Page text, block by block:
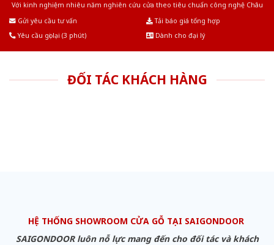
Với kinh nghiệm nhiêu năm nghiên cứu cửa theo tiêu chuẩn công nghệ Châu
Gửi yêu cầu tư vấn
Tải báo giá tổng hợp
Yêu cầu gọi lại (3 phút)
Dành cho đại lý
ĐỐI TÁC KHÁCH HÀNG
HỆ THỐNG SHOWROOM CỬA GỖ TẠI SAIGONDOOR
SAIGONDOOR luôn nỗ lực mang đến cho đối tác và khách